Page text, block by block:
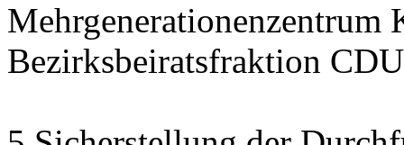
Mehrgenerationenzentrum
Bezirksbeiratsfraktion CDU